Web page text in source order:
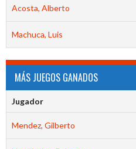
Acosta, Alberto
Machuca, Luis
MÁS JUEGOS GANADOS
Jugador
Mendez, Gilberto